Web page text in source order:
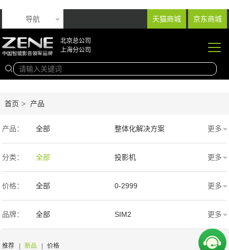
天猫商城 京东商城
导航
北京总公司
上海分公司
首页 > 产品
产品： 全部 整体化解决方案
音响产品 投影产品
专业扩声音箱 幕布产品
声学产品 智能产品
周边产品
更多
分类： 全部 投影机 更多
价格： 全部 0-2999
3000-9999 1万-5万
5万-15万
更多
品牌： 全部 SIM2
SONY/索尼
更多
推荐 | 新品 | 价格